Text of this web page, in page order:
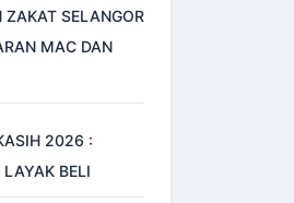
ZAKAT SELANGOR
MAC DAN
2026 :
BELI